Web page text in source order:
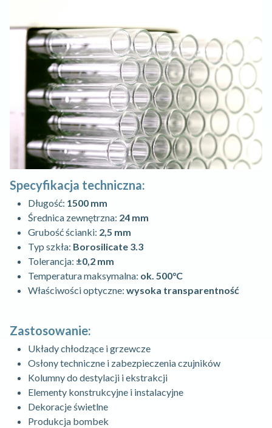
Specyfikacja techniczna:
Długość: 1500 mm
Średnica zewnętrzna: 24 mm
Grubość ścianki: 2,5 mm
Typ szkła: Borosilicate 3.3
Tolerancja: ±0,2 mm
Temperatura maksymalna: ok. 500°C
Właściwości optyczne: wysoka transparentność
Zastosowanie:
Układy chłodzące i grzewcze
Osłony techniczne i zabezpieczenia czujników
Kolumny do destylacji i ekstrakcji
Elementy konstrukcyjne i instalacyjne
Dekoracje świetlne
Produkcja bombek